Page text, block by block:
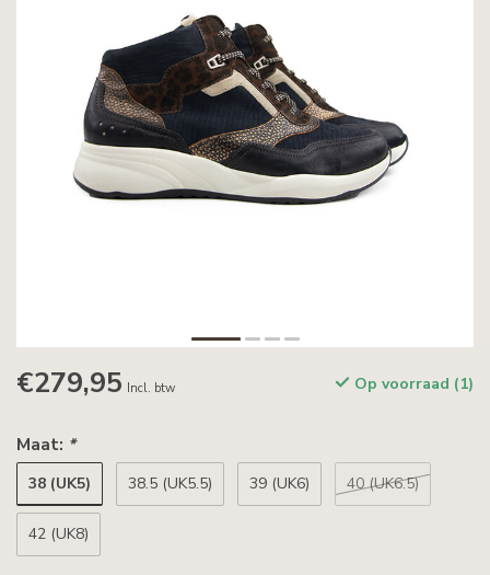
€279,95 Incl. btw Op voorraad (1)
Maat: *
38 (UK5) 38.5 (UK5.5) 39 (UK6) 40 (UK6.5)
42 (UK8)